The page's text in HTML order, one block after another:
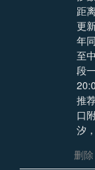
距
更
年
至
段
推
口
汐
删除